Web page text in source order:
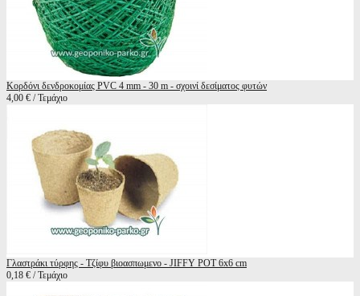
Κορδόνι δενδροκομίας PVC 4 mm - 30 m - σχοινί δεσίματος φυτών
4,00 € / Τεμάχιο
Γλαστράκι τύρφης - Τζίφυ βιοασπωμενο - JIFFY POT 6x6 cm
0,18 € / Τεμάχιο